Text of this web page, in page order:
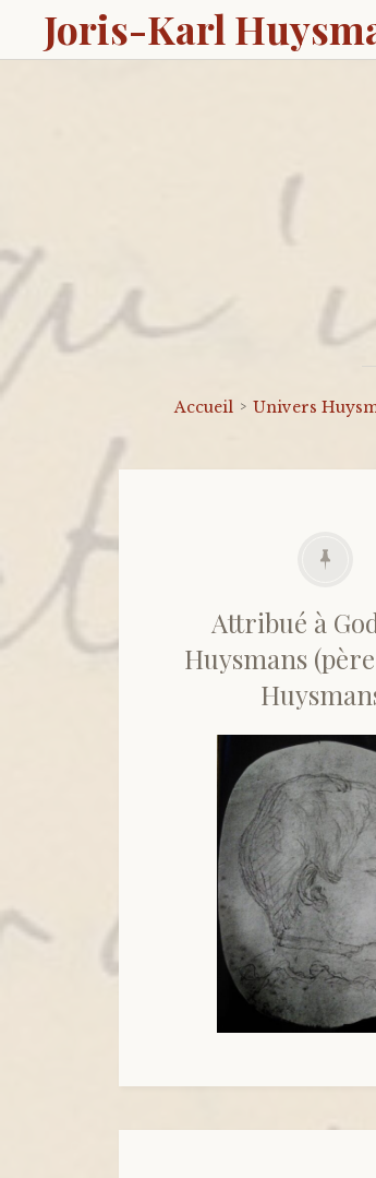
Joris-Karl
Accueil > Univers
Attribué à
Huysmans